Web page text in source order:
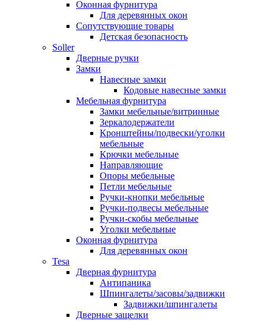
Оконная фурнитура
Для деревянных окон
Сопутствующие товары
Детская безопасность
Soller
Дверные ручки
Замки
Навесные замки
Кодовые навесные замки
Мебельная фурнитура
Замки мебельные/витринные
Зеркалодержатели
Кронштейны/подвески/уголки
мебельные
Крючки мебельные
Направляющие
Опоры мебельные
Петли мебельные
Ручки-кнопки мебельные
Ручки-подвесы мебельные
Ручки-скобы мебельные
Уголки мебельные
Оконная фурнитура
Для деревянных окон
Tesa
Дверная фурнитура
Антипаника
Шпингалеты/засовы/задвижки
Задвижки/шпингалеты
Дверные защелки